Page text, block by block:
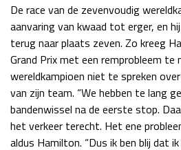
De race van de zevenvoudig
aanvaring van kwaad tot erger, en
terug naar plaats zeven. Zo kreeg
Grand Prix met een remprobleem te
wereldkampioen niet te spreken
van zijn team. “We hebben te lang
bandenwissel na de eerste stop.
het verkeer terecht. Het ene
aldus Hamilton. “Dus ik ben blij dat